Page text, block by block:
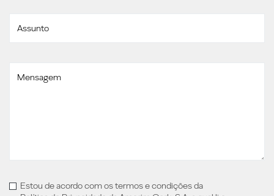
Estou de acordo com os termos e condições da